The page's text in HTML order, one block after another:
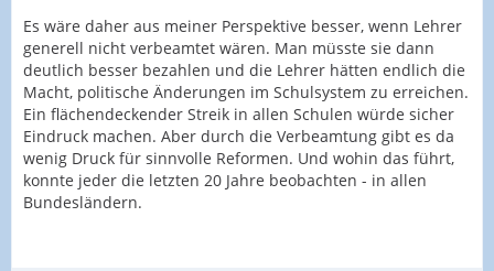
Es wäre daher aus meiner Perspektive besser, wenn Lehrer
generell nicht verbeamtet wären. Man müsste sie dann
deutlich besser bezahlen und die Lehrer hätten endlich die
Macht, politische Änderungen im Schulsystem zu erreichen.
Ein flächendeckender Streik in allen Schulen würde sicher
Eindruck machen. Aber durch die Verbeamtung gibt es da
wenig Druck für sinnvolle Reformen. Und wohin das führt,
konnte jeder die letzten 20 Jahre beobachten - in allen
Bundesländern.